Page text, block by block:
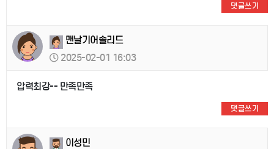
댓글쓰기
맨날기어솔리드
2025-02-01 16:03
압력최강-- 만족만족
댓글쓰기
이성민